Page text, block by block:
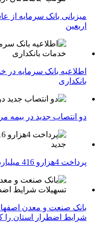
میزبانی بانک سرمایه
اربعین
اطلاعیه بانک سرمایه
بانکداری
دو انتصاب جدید در بیمه
پرداخت 4هزارو 416 میلیارد ریال خسارت جدید
بانک صنعت و معدن
شرایط اضطرار استان